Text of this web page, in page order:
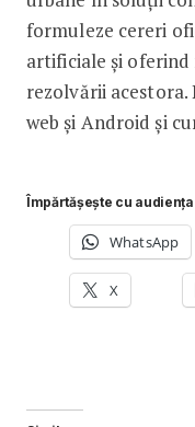
formuleze cereri
artificiale și oferind
rezolvării
web și Android și
Împărtășește cu audiența
WhatsApp
X